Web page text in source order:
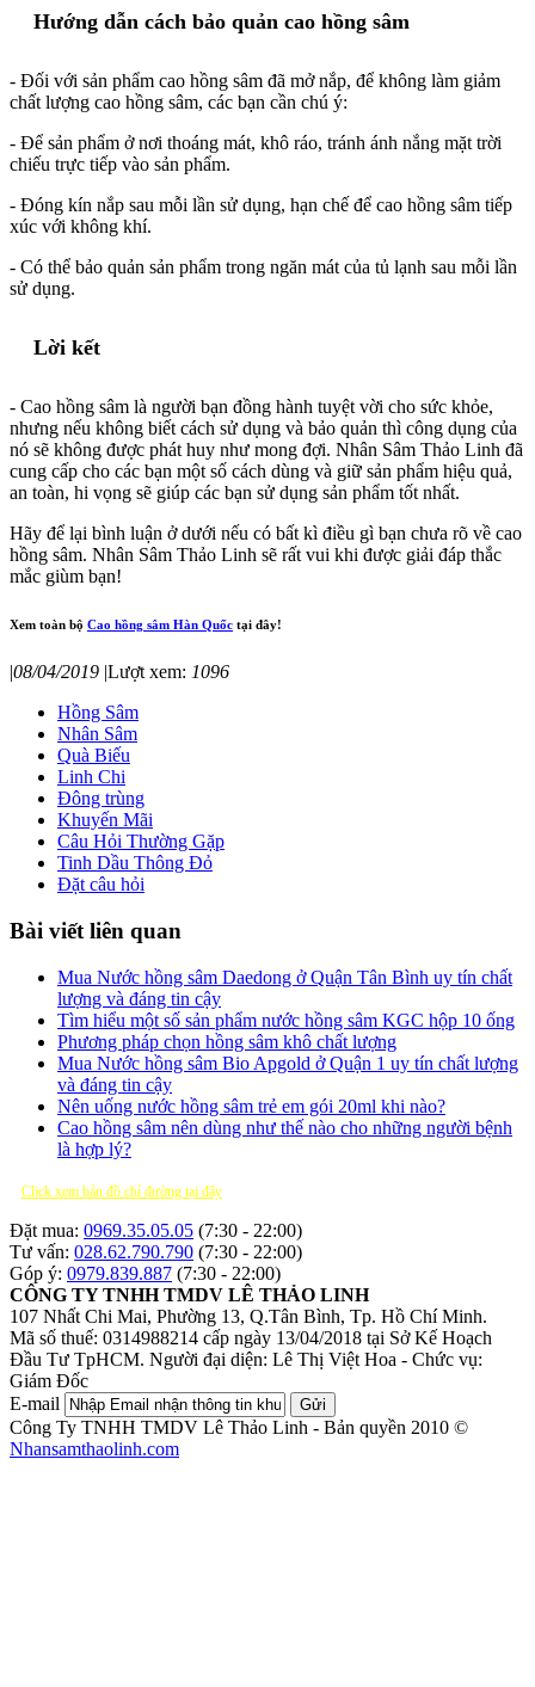
Hướng dẫn cách bảo quản cao hồng sâm
- Đối với sản phẩm cao hồng sâm đã mở nắp, để không làm giảm
chất lượng cao hồng sâm, các bạn cần chú ý:
- Để sản phẩm ở nơi thoáng mát, khô ráo, tránh ánh nắng mặt trời
chiếu trực tiếp vào sản phẩm.
- Đóng kín nắp sau mỗi lần sử dụng, hạn chế để cao hồng sâm tiếp
xúc với không khí.
- Có thể bảo quản sản phẩm trong ngăn mát của tủ lạnh sau mỗi lần
sử dụng.
Lời kết
- Cao hồng sâm là người bạn đồng hành tuyệt vời cho sức khỏe,
nhưng nếu không biết cách sử dụng và bảo quản thì công dụng của
nó sẽ không được phát huy như mong đợi. Nhân Sâm Thảo Linh đã
cung cấp cho các bạn một số cách dùng và giữ sản phẩm hiệu quả,
an toàn, hi vọng sẽ giúp các bạn sử dụng sản phẩm tốt nhất.
Hãy để lại bình luận ở dưới nếu có bất kì điều gì bạn chưa rõ về cao
hồng sâm. Nhân Sâm Thảo Linh sẽ rất vui khi được giải đáp thắc
mắc giùm bạn!
Xem toàn bộ Cao hồng sâm Hàn Quốc tại đây!
|08/04/2019 |Lượt xem: 1096
Hồng Sâm
Nhân Sâm
Quà Biếu
Linh Chi
Đông trùng
Khuyến Mãi
Câu Hỏi Thường Gặp
Tinh Dầu Thông Đỏ
Đặt câu hỏi
Bài viết liên quan
Mua Nước hồng sâm Daedong ở Quận Tân Bình uy tín chất
lượng và đáng tin cậy
Tìm hiểu một số sản phẩm nước hồng sâm KGC hộp 10 ống
Phương pháp chọn hồng sâm khô chất lượng
Mua Nước hồng sâm Bio Apgold ở Quận 1 uy tín chất lượng
và đáng tin cậy
Nên uống nước hồng sâm trẻ em gói 20ml khi nào?
Cao hồng sâm nên dùng như thế nào cho những người bệnh
là hợp lý?
Click xem bản đồ chỉ đường tại đây
Đặt mua: 0969.35.05.05 (7:30 - 22:00)
Tư vấn: 028.62.790.790 (7:30 - 22:00)
Góp ý: 0979.839.887 (7:30 - 22:00)
CÔNG TY TNHH TMDV LÊ THẢO LINH
107 Nhất Chi Mai, Phường 13, Q.Tân Bình, Tp. Hồ Chí Minh.
Mã số thuế: 0314988214 cấp ngày 13/04/2018 tại Sở Kế Hoạch
Đầu Tư TpHCM. Người đại diện: Lê Thị Việt Hoa - Chức vụ:
Giám Đốc
E-mail
Gửi
Công Ty TNHH TMDV Lê Thảo Linh - Bản quyền 2010 ©
Nhansamthaolinh.com